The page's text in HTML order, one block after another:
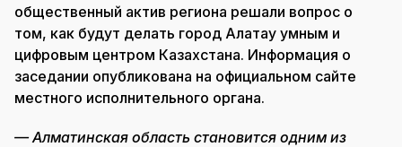
общественный актив региона решали вопрос о
том, как будут делать город Алатау умным и
цифровым центром Казахстана. Информация о
заседании опубликована на официальном сайте
местного исполнительного органа.
— Алматинская область становится одним из